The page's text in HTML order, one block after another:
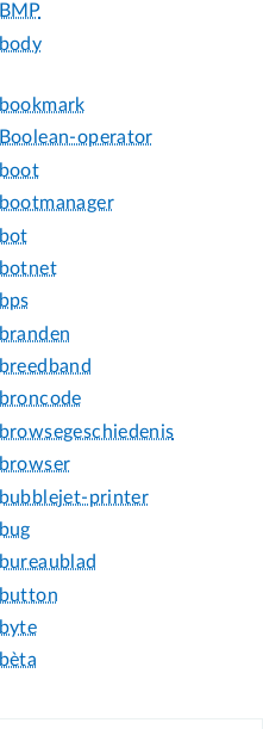
BMP
body
bookmark
Boolean-operator
boot
bootmanager
bot
botnet
bps
branden
breedband
broncode
browsegeschiedenis
browser
bubblejet-printer
bug
bureaublad
button
byte
bèta